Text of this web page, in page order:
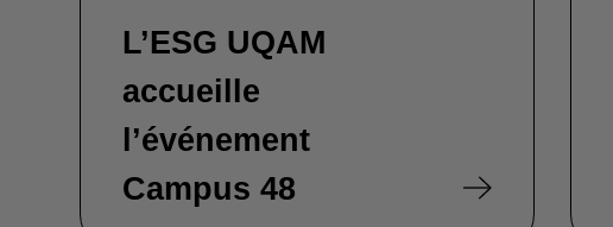
L’ESG UQAM
accueille
l’événement
Campus 48